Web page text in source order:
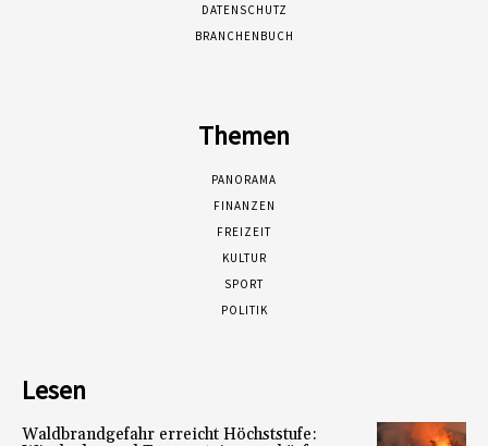
DATENSCHUTZ
BRANCHENBUCH
Themen
PANORAMA
FINANZEN
FREIZEIT
KULTUR
SPORT
POLITIK
Lesen
Waldbrandgefahr erreicht Höchststufe: